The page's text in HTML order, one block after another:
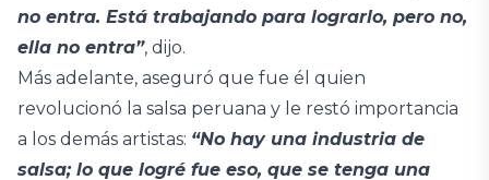
no entra. Está trabajando para lograrlo, pero no,
ella no entra”, dijo.
Más adelante, aseguró que fue él quien
revolucionó la salsa peruana y le restó importancia
a los demás artistas: “No hay una industria de
salsa; lo que logré fue eso, que se tenga una